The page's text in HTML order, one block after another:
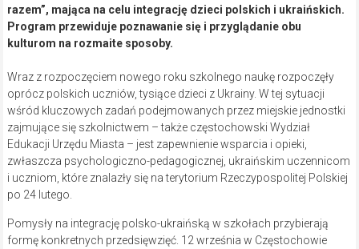
razem”, mająca na celu integrację dzieci polskich i ukraińskich.
Program przewiduje poznawanie się i przyglądanie obu
kulturom na rozmaite sposoby.
Wraz z rozpoczęciem nowego roku szkolnego naukę rozpoczęły
oprócz polskich uczniów, tysiące dzieci z Ukrainy. W tej sytuacji
wśród kluczowych zadań podejmowanych przez miejskie jednostki
zajmujące się szkolnictwem – także częstochowski Wydział
Edukacji Urzędu Miasta – jest zapewnienie wsparcia i opieki,
zwłaszcza psychologiczno-pedagogicznej, ukraińskim uczennicom
i uczniom, które znalazły się na terytorium Rzeczypospolitej Polskiej
po 24 lutego.
Pomysły na integrację polsko-ukraińską w szkołach przybierają
formę konkretnych przedsięwzięć. 12 września w Częstochowie